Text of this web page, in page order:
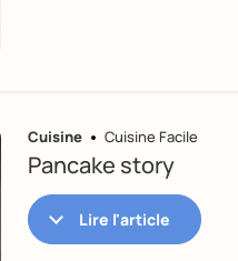
Cuisine Cuisine Facile
Pancake story